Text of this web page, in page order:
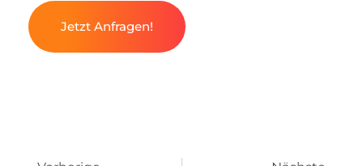
Jetzt Anfragen!